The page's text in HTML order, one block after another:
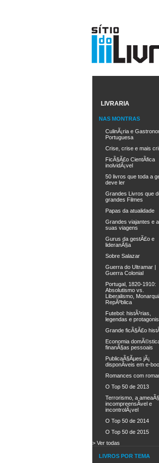
LIVRARIA
NAS MONTRAS
CulinÃ¡ria e
Portuguesa
Crise, crise e mais
FicÃ§Ã£o CientÃ­fica
inolvidÃ¡vel
50 livros que toda a
deve ler
Grandes Livros que
grandes Filmes
Papas da atualidade
Grandes viajantes e
suas viagens
Gurus da gestÃ£o e
lideranÃ§a
Sobre Salazar
Guerra do Ultramar |
Guerra Colonial
Portugal, 1820-1910:
Absolutismo vs.
Liberalismo,
RepÃºblica
Futebol: histÃ³rias,
legendas e
Grande ficÃ§Ã£o
Economia
finanÃ§as pessoais
PublicaÃ§Ãµes jÃ¡
disponÃ­veis em e-
Romances com
O Top 50 de 2013
Terrorismo, a
incompreensÃ­vel e
incontrolÃ¡vel
O Top 50 de 2014
O Top 50 de 2015
> Ver todas
LIVROS POR TEMA